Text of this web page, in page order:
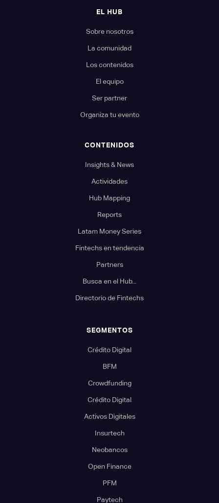
EL HUB
Sobre nosotros
La comunidad
Los contenidos
El equipo
Ser partner
Organiza tu evento
CONTENIDOS
Insights & News
Actividades
Hub Mapping
Reports
Latam Money Series
Fintechs en tendencia
Partners
Busca en el Hub...
Directorio de Fintechs
SEGMENTOS
Crédito Digital
BFM
Crowdfunding
Crédito Digital
Activos Digitales
Insurtech
Neobancos
Open Finance
PFM
Paytech